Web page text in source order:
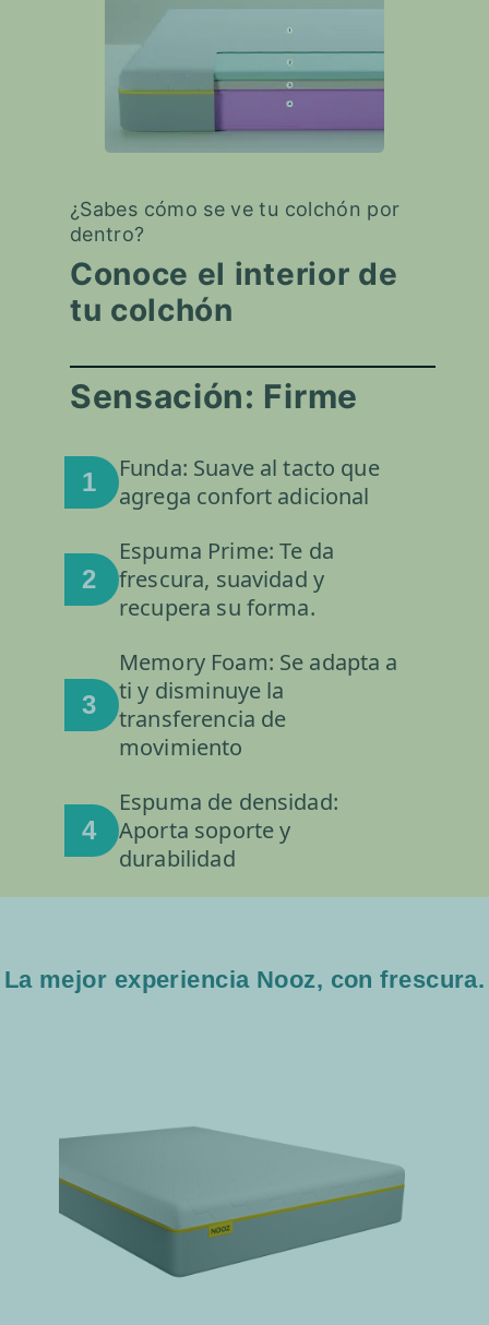
¿Sabes cómo se ve tu colchón por
dentro?
Conoce el interior de
tu colchón
Sensación: Firme
1
Funda: Suave al tacto que
agrega confort adicional
2
Espuma Prime: Te da
frescura, suavidad y
recupera su forma.
3
Memory Foam: Se adapta a
ti y disminuye la
transferencia de
movimiento
4
Espuma de densidad:
Aporta soporte y
durabilidad
La mejor experiencia Nooz, con frescura.